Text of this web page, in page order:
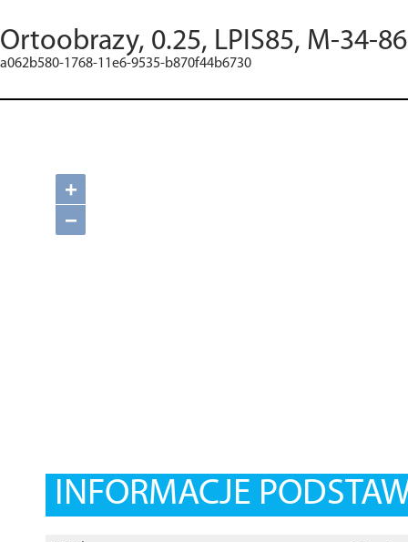
Ortoobrazy, 0.25, LPIS85, M-34-
a062b580-1768-11e6-9535-b870f44b6730
+
−
INFORMACJE